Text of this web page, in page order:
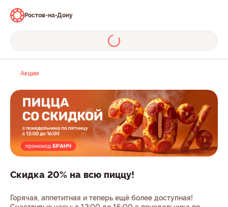
Ростов-на-Дону
Акции
Скидка 20% на всю пиццу!
Горячая, аппетитная и теперь ещё более доступная!